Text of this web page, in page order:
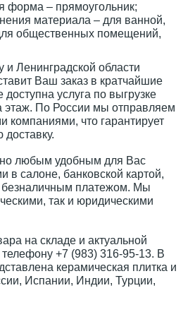
форма – прямоугольник;
материала – для ванной,
общественных помещений,
и Ленинградской области
Ваш заказ в кратчайшие
услуга по выгрузке
этаж. По России мы отправляем
компаниями, что гарантирует
любым удобным для Вас
в салоне, банковской картой,
безналичным платежом. Мы
так и юридическими
на складе и актуальной
+7 (983) 316-95-13. В
керамическая плитка и
Испании, Индии, Турции,